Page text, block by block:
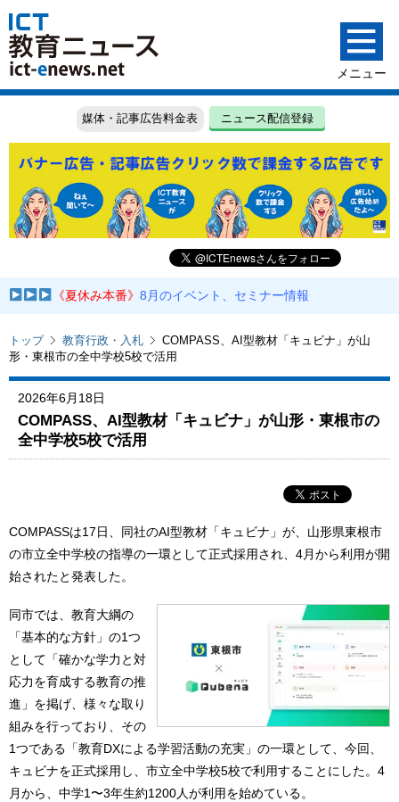
媒体・記事広告料金表 ニュース配信登録
《夏休み本番》8月のイベント、セミナー情報
トップ 教育行政・入札
COMPASS、AI型教材「キュビナ」が山
形・東根市の全中学校5校で活用
2026年6月18日
COMPASS、AI型教材「キュビナ」が山形・東根市の
全中学校5校で活用
COMPASSは17日、同社のAI型教材「キュビナ」が、山形県東根市
の市立全中学校の指導の一環として正式採用され、4月から利用が開
始されたと発表した。
同市では、教育大綱の
「基本的な方針」の1つ
として「確かな学力と対
応力を育成する教育の推
進」を掲げ、様々な取り
組みを行っており、その
1つである「教育DXによる学習活動の充実」の一環として、今回、
キュビナを正式採用し、市立全中学校5校で利用することにした。4
月から、中学1〜3年生約1200人が利用を始めている。